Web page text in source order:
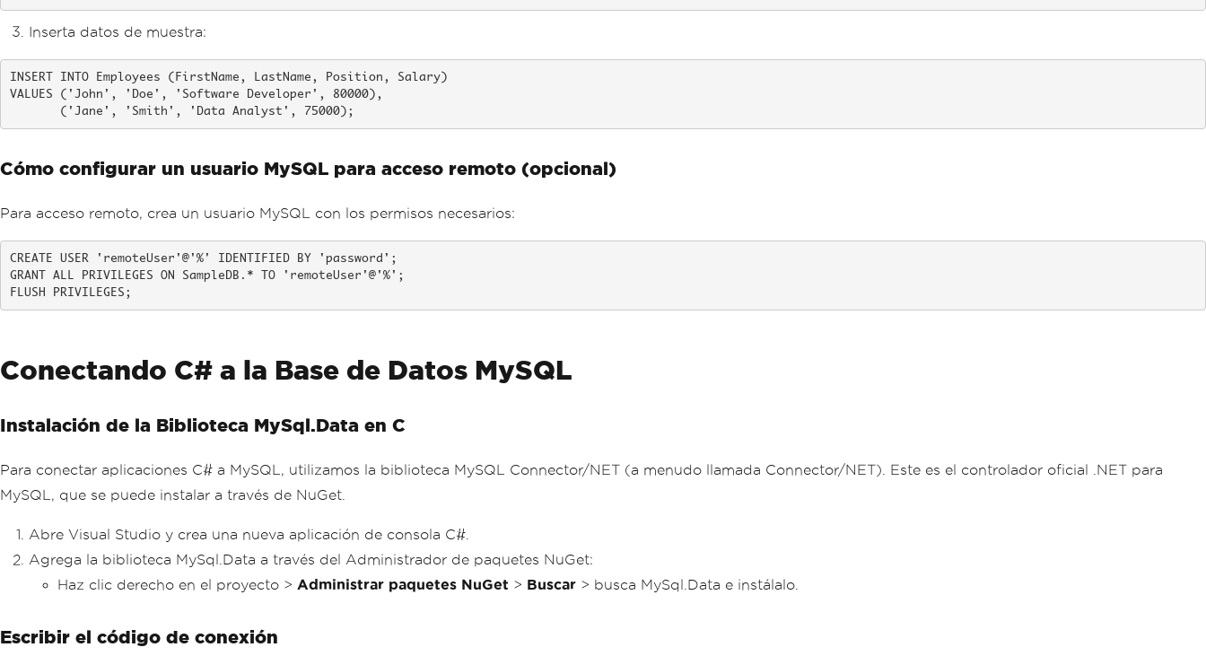
Inserta datos de muestra:
INSERT INTO Employees (FirstName, LastName, Position, Salary)
VALUES ('John', 'Doe', 'Software Developer', 80000),
       ('Jane', 'Smith', 'Data Analyst', 75000);
Cómo configurar un usuario MySQL para acceso remoto (opcional)
Para acceso remoto, crea un usuario MySQL con los permisos necesarios:
CREATE USER 'remoteUser'@'%' IDENTIFIED BY 'password';
GRANT ALL PRIVILEGES ON SampleDB.* TO 'remoteUser'@'%';
FLUSH PRIVILEGES;
Conectando C# a la Base de Datos MySQL
Instalación de la Biblioteca MySql.Data en C
Para conectar aplicaciones C# a MySQL, utilizamos la biblioteca MySQL Connector/NET (a menudo llamada Connector/NET). Este es el controlador oficial .NET para
MySQL, que se puede instalar a través de NuGet.
Abre Visual Studio y crea una nueva aplicación de consola C#.
Agrega la biblioteca MySql.Data a través del Administrador de paquetes NuGet:
Haz clic derecho en el proyecto > Administrar paquetes NuGet > Buscar > busca MySql.Data e instálalo.
Escribir el código de conexión